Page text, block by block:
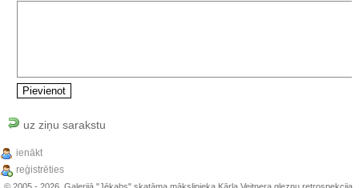
uz ziņu sarakstu
ienākt
reģistrēties